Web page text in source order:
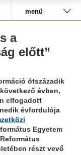
menü
a
előtt”
ötszázadik
évben,
elfogadott
évfordulója
Egyetem
részt vevő